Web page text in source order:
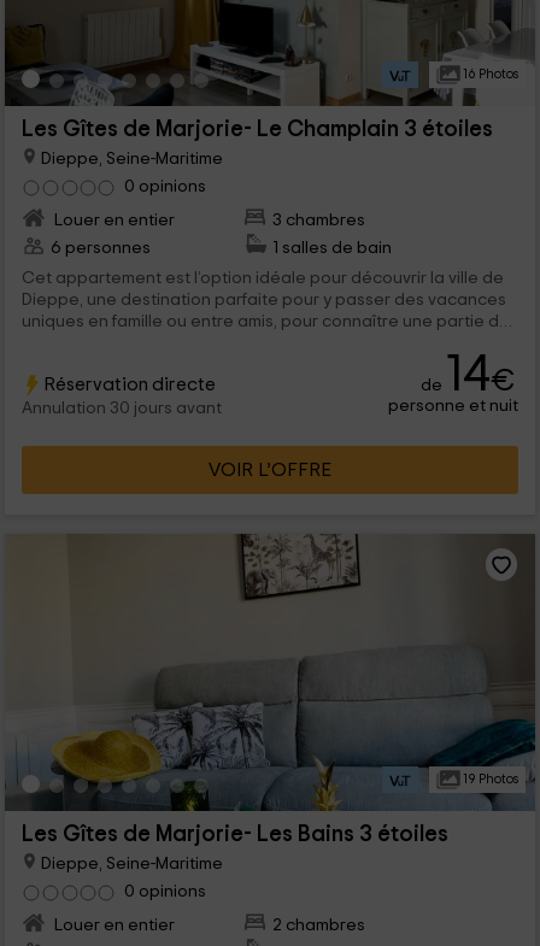
16 Photos
Les Gîtes de Marjorie- Le Champlain 3 étoiles
Dieppe, Seine-Maritime
0 opinions
Louer en entier
3 chambres
6 personnes
1 salles de bain
Cet appartement est l’option idéale pour découvrir la ville de
Dieppe, une destination parfaite pour y passer des vacances
uniques en famille ou entre amis, pour connaître une partie de
6 personnes qui y trouveront un duplex complet avec des vues
spectaculaires sur le port, et où vous vous sentirez comme à la
maison.
Réservation directe
Annulation 30 jours avant
de 14€
personne et nuit
VOIR L’OFFRE
19 Photos
Les Gîtes de Marjorie- Les Bains 3 étoiles
Dieppe, Seine-Maritime
0 opinions
Louer en entier
2 chambres